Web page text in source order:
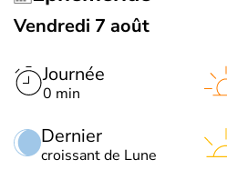
Vendredi 7 août
Journée
0 min
Dernier
croissant de Lune